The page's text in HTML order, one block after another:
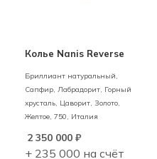
Колье Nanis Reverse
Бриллиант натуральный,
Сапфир, Лабрадорит, Горный
хрусталь, Цаворит, Золото,
Желтое, 750, Италия
2 350 000 ₽
+ 235 000 на счёт